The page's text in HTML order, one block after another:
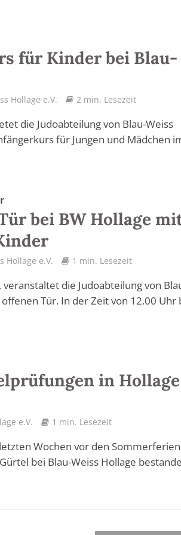
für Kinder bei Blau-
Hollage e.V. 2 min. Lesezeit
die Judoabteilung von Blau-Weiss
für Jungen und Mädchen
bei BW Hollage
Hollage e.V. 1 min. Lesezeit
die Judoabteilung von
Tür. In der Zeit von 12.00 Uhr
in Hollage
e.V. 1 min. Lesezeit
Wochen vor den
bei Blau-Weiss Hollage